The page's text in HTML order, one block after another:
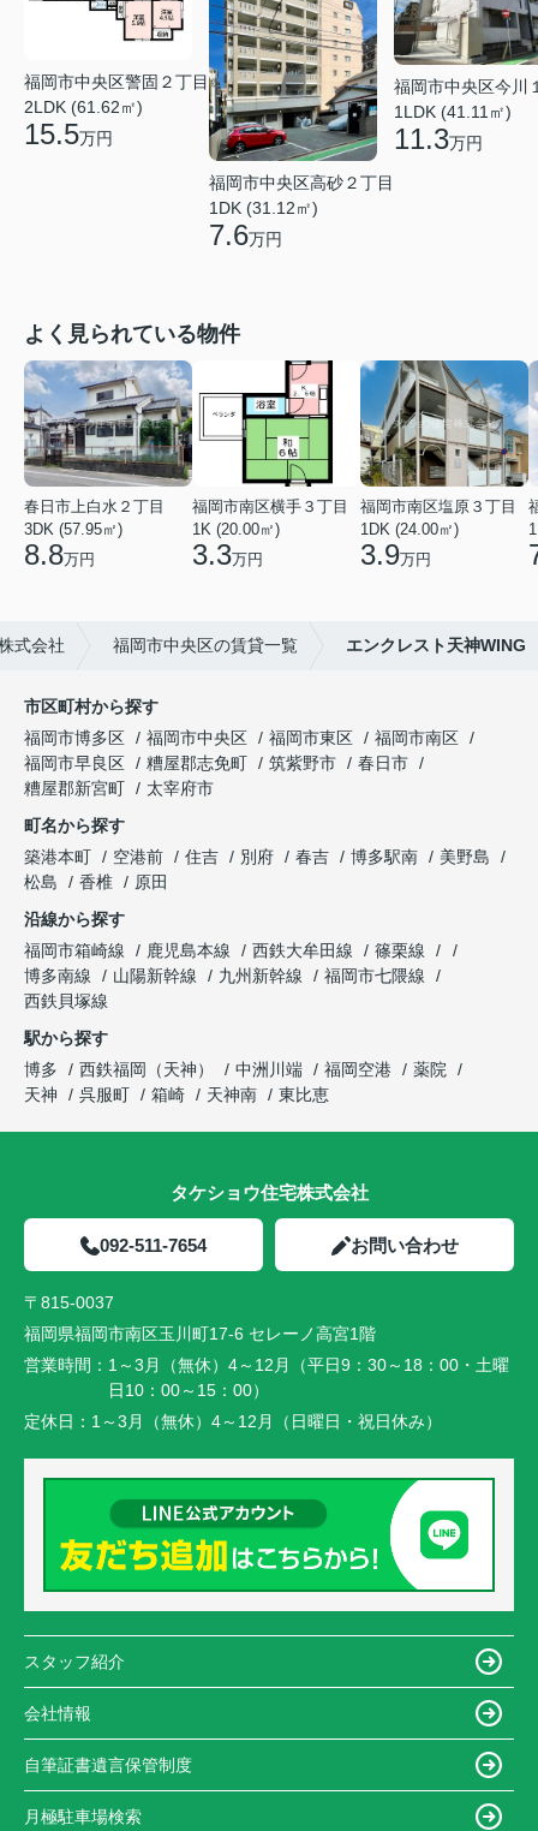
福岡市中央区警固２丁目
2LDK (61.62㎡)
15.5万円
福岡市中央区高砂２丁目
1DK (31.12㎡)
7.6万円
福岡市中央区今川
1LDK (41.11㎡)
11.3万円
よく見られている物件
春日市上白水２丁目
3DK (57.95㎡)
8.8万円
福岡市南区横手３丁目
1K (20.00㎡)
3.3万円
福岡市南区塩原３丁目
1DK (24.00㎡)
3.9万円
式会社 福岡市中央区の賃貸一覧 エンクレスト天神WING
市区町村から探す
福岡市博多区
福岡市中央区 福岡市東区
福岡市南区
福岡市早良区
糟屋郡志免町 筑紫野市
春日市
糟屋郡新宮町
太宰府市
町名から探す
築港本町
空港前 住吉 別府 春吉 博多駅南
美野島
松島
香椎
原田
沿線から探す
福岡市箱崎線
鹿児島本線 西鉄大牟田線
篠栗線
博多南線
山陽新幹線 九州新幹線
福岡市七隈線
西鉄貝塚線
駅から探す
博多
西鉄福岡（天神） 中洲川端 福岡空港
薬院
天神
呉服町 箱崎 天神南 東比恵
タケショウ住宅株式会社
092-511-7654 お問い合わせ
〒815-0037
福岡県福岡市南区玉川町17-6 セレーノ高宮1階
営業時間： 1～3月（無休）4～12月（平日9：30～18：00・土曜
日10：00～15：00）
定休日： 1～3月（無休）4～12月（日曜日・祝日休み）
スタッフ紹介
会社情報
自筆証書遺言保管制度
月極駐車場検索